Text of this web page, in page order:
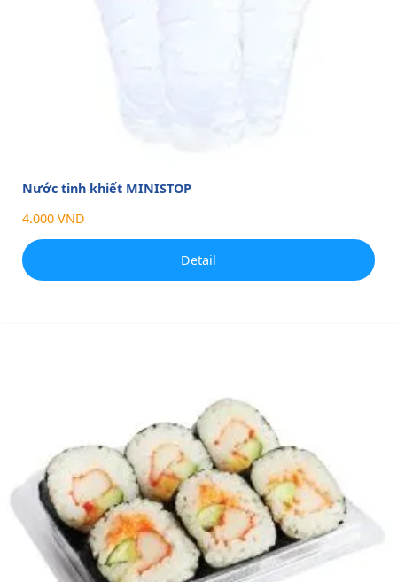
Nước tinh khiết MINISTOP
4.000 VND
Detail